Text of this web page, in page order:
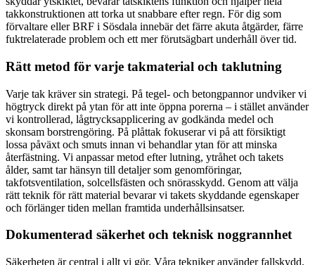
takkonstruktionen att torka ut snabbare efter regn. För dig som
förvaltare eller BRF i Sösdala innebär det färre akuta åtgärder, färre
fuktrelaterade problem och ett mer förutsägbart underhåll över tid.
Rätt metod för varje takmaterial och taklutning
Varje tak kräver sin strategi. På tegel- och betongpannor undviker vi
högtryck direkt på ytan för att inte öppna porerna – i stället använder
vi kontrollerad, lågtrycksapplicering av godkända medel och
skonsam borstrengöring. På plåttak fokuserar vi på att försiktigt
lossa påväxt och smuts innan vi behandlar ytan för att minska
återfästning. Vi anpassar metod efter lutning, ytråhet och takets
ålder, samt tar hänsyn till detaljer som genomföringar,
takfotsventilation, solcellsfästen och snörasskydd. Genom att välja
rätt teknik för rätt material bevarar vi takets skyddande egenskaper
och förlänger tiden mellan framtida underhållsinsatser.
Dokumenterad säkerhet och teknisk noggrannhet
Säkerheten är central i allt vi gör. Våra tekniker använder fallskydd,